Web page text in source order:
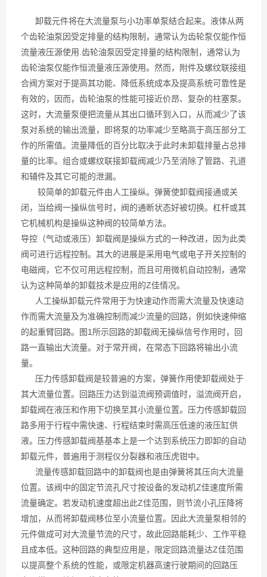
卸载元件将在大流量泵与小功率单泵结合起来。液体从两
个齿轮油泵因受定排量的结构限制，通常认为齿轮泵仅能作恒
流量液压源使用.齿轮油泵因受定排量的结构限制，通常认为
齿轮油泵仅能作恒流量液压源使用。然而，附件及螺纹联接组
合阀方案对于提高其功能、降低系统成本及提高系统可靠性是
有效的，因而，齿轮油泵的性能可接近价昂、复杂的柱塞泵。
这时，大流量泵便把流量从其出口循环到入口，从而减少了该
泵对系统的输出流量，即将泵的功率减少至略高于高压部分工
作的所需值。流量降低的百分比取决于此时未卸载排量占总排
量的比率。组合或螺纹联接卸载阀减少乃至消除了管路、孔道
和辅件及其它可能的泄漏。
较简单的卸载元件由人工操纵。弹簧使卸载阀接通或关
闭，当给阀一操纵信号时，阀的通断状态好被切换。杠杆或其
它机械机构是操纵这种阀的较简单方法。
导控（气动或液压）卸载阀是操纵方式的一种改进，因为此类
阀可进行远程控制。其大的进展是采用电气或电子开关控制的
电磁阀，它不仅可用远程控制，而且可用微机自动控制，通常
认为这种简单的卸载技术是应用的Z佳情况。
人工操纵卸载元件常用于为快速动作而需大流量及快速动
作而需大流量及为准确控制而减少流量的回路，例如快速伸缩
的起重臂回路。图1所示回路的卸载阀无操纵信号作用时，回
路一直输出大流量。对于常开阀，在常态下回路将输出小流
量。
压力传感卸载阀是较普遍的方案，弹簧作用使卸载阀处于
其大流量位置。回路压力达到溢流阀预调值时，溢流阀开启，
卸载阀在液压和作用下切换至其小流量位置。压力传感卸载回
路多用于行程中需快速、行程结束时需高压低速的液压缸供
液。压力传感卸载阀基基本上是一个达到系统压力即卸的自动
卸载元件，普遍用于测程仪分裂器和液压虎钳中。
流量传感卸载回路中的卸载阀也是由弹簧将其压向大流量
位置。该阀中的固定节流孔尺寸按设备的发动机Z佳速度所需
流量确定。若发动机速度超出此Z佳范围，则节流小孔压降将
增加，从而将卸载阀移位至小流量位置。因此大流量泵相邻的
元件做成可对大流量节流的尺寸，故此回路能耗少、工作平稳
且成本低。这种回路的典型应用是，限定回路流量达Z佳范围
以提高整个系统的性能，或限定机器高速行驶期间的回路压